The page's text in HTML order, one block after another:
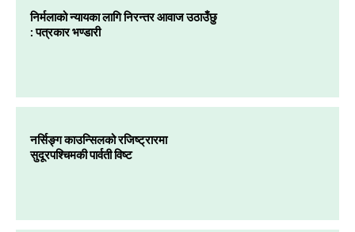
निर्मलाको न्यायका लागि निरन्तर आवाज उठाउँछु
: पत्रकार भण्डारी
नर्सिङ्ग काउन्सिलको रजिष्ट्रारमा
सुदूरपश्चिमकी पार्वती विष्ट